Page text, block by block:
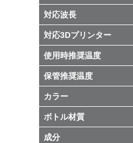
対応波長
対応3Dプリンター
使用時推奨温度
保管推奨温度
カラー
ボトル材質
成分